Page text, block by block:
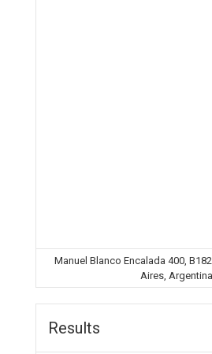
Manuel Blanco Encalada 400,
Aires, Argentina
Results